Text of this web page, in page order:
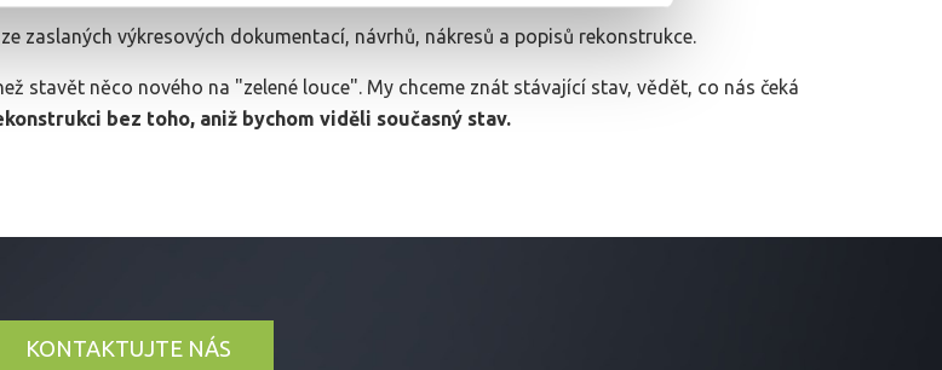
zaslaných výkresových dokumentací, návrhů, nákresů a popisů rekonstrukce.
stavět něco nového na "zelené louce". My chceme znát stávající stav, vědět, co nás čeká
bez toho, aniž bychom viděli současný stav.
KONTAKTUJTE NÁS